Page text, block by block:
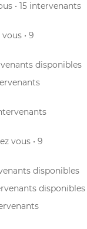
• 15 intervenants
• 9
disponibles
vous • 9
disponibles
disponibles